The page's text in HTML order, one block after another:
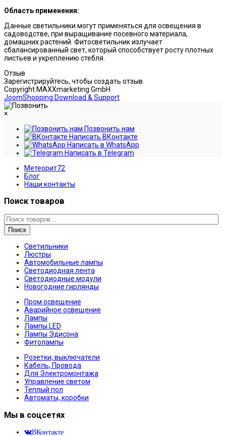
Область применения:
Данные светильники могут применяться для освещения в
садоводстве, при выращивание посевного материала,
домашних растений. Фитосветильник излучает
сбалансированный свет, который способствует росту плотных
листьев и укреплению стебля.
Отзыв
Зарегистрируйтесь, чтобы создать отзыв.
Copyright MAXXmarketing GmbH
JoomShopping Download & Support
×
Позвонить нам
Написать ВКонтакте
Написать в WhatsApp
Написать в Telegram
Метеорит72
Блог
Наши контакты
Поиск товаров
Поиск
Светильники
Люстры
Автомобильные лампы
Светодиодная лента
Светодиодные модули
Новогодние гирлянды
Пром освещение
Аварийное освещение
Лампы
Лампы LED
Лампы Эдисона
Фитолампы
Розетки, выключатели
Кабель, Провода
Для Электромонтажа
Управление светом
Теплый пол
Автоматы, коробки
Мы в соцсетях
ВКонтакте